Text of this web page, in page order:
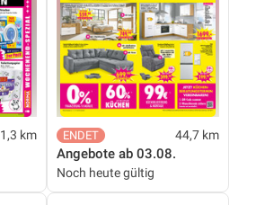
1,3 km 44,7 km
Angebote ab 03.08.
Noch heute gültig